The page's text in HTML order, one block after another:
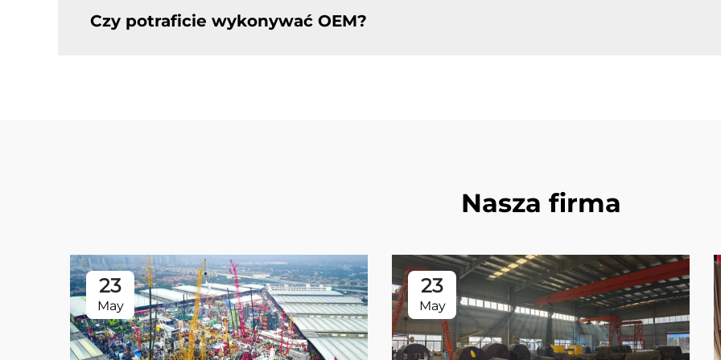
Czy potraficie wykonywać OEM?
Nasza firma
23
May
23
May